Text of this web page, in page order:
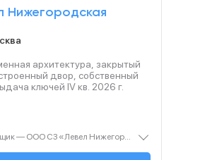
Нижегородская
архитектура, закрытый
двор, собственный
ключей IV кв. 2026 г.
Застройщик — ООО СЗ «Левел Нижегородская». Проектная декларация — наш.дом.рф. Акция до 31.08.2026. Не оферта. Подробности — level.ru